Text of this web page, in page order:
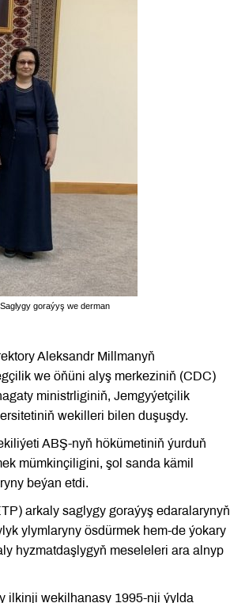
goraýyş we derman
Aleksandr Millmanyň
we öňüni alyş merkeziniň (CDC)
ministrliginiň, Jemgyýetçilik
wekilleri bilen duşuşdy.
ABŞ-nyň hökümetiniň ýurduň
mümkinçiligini, şol sanda kämil
beýan etdi.
arkaly saglygy goraýyş edaralarynyň
ylymlaryny ösdürmek hem-de ýokary
hyzmatdaşlygyň meseleleri ara alnyp
ilkinji wekilhanasy 1995-nji ýylda